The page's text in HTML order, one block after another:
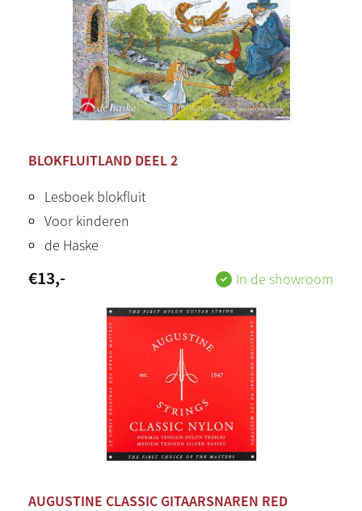
BLOKFLUITLAND DEEL 2
Lesboek blokfluit
Voor kinderen
de Haske
€13,- In de showroom
AUGUSTINE CLASSIC GITAARSNAREN RED